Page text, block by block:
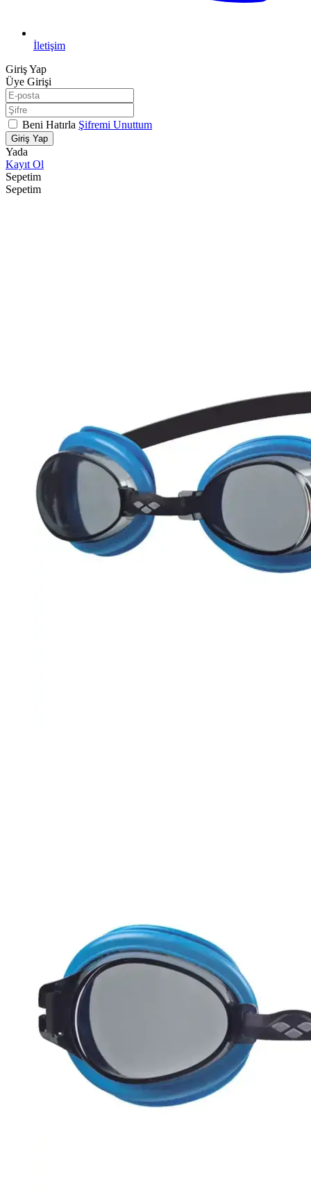
İletişim
Giriş Yap
Üye Girişi
Beni Hatırla Şifremi Unuttum
Giriş Yap
Yada
Kayıt Ol
Sepetim
Sepetim